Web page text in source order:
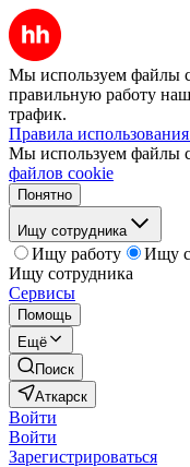
Мы используем файлы
правильную работу
трафик.
Правила
Мы используем файлы
файлов cookie
Понятно
Ищу сотрудника
Ищу работу
Ищу
Ищу сотрудника
Сервисы
Помощь
Ещё
Поиск
Аткарск
Войти
Войти
Зарегистрироваться